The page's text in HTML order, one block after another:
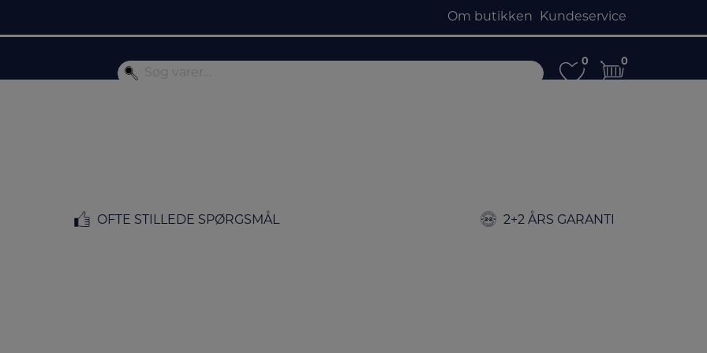
Om butikken Kundeservice
0
0 0
0
OFTE STILLEDE SPØRGSMÅL 2+2 ÅRS GARANTI